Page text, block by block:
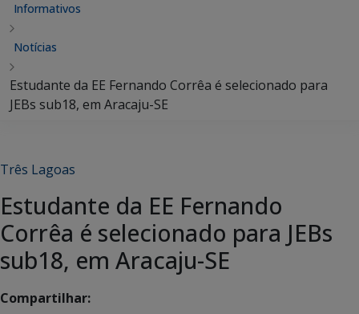
Informativos
Notícias
Estudante da EE Fernando Corrêa é selecionado para
JEBs sub18, em Aracaju-SE
Três Lagoas
Estudante da EE Fernando
Corrêa é selecionado para JEBs
sub18, em Aracaju-SE
Compartilhar: